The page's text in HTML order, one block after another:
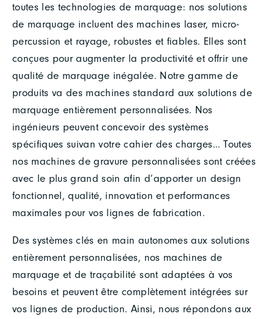
toutes les technologies de marquage: nos solutions
de marquage incluent des machines laser, micro-
percussion et rayage, robustes et fiables. Elles sont
conçues pour augmenter la productivité et offrir une
qualité de marquage inégalée. Notre gamme de
produits va des machines standard aux solutions de
marquage entièrement personnalisées. Nos
ingénieurs peuvent concevoir des systèmes
spécifiques suivan votre cahier des charges… Toutes
nos machines de gravure personnalisées sont créées
avec le plus grand soin afin d’apporter un design
fonctionnel, qualité, innovation et performances
maximales pour vos lignes de fabrication.
Des systèmes clés en main autonomes aux solutions
entièrement personnalisées, nos machines de
marquage et de traçabilité sont adaptées à vos
besoins et peuvent être complètement intégrées sur
vos lignes de production. Ainsi, nous répondons aux